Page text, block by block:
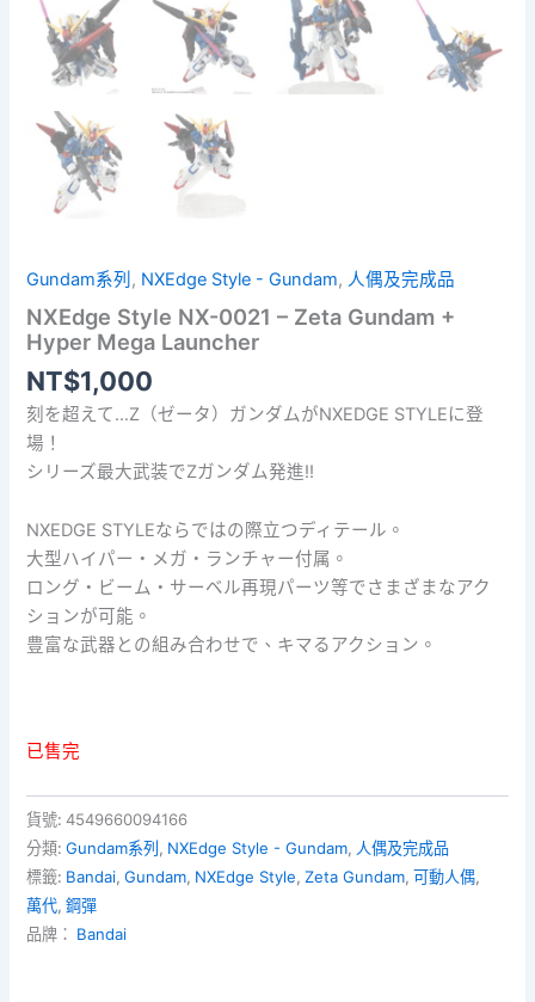
Gundam系列 , NXEdge Style - Gundam, 人偶及完成品
NXEdge Style NX-0021 – Zeta Gundam +
Hyper Mega Launcher
NT$1,000
刻を超えて…Z（ゼータ）ガンダムがNXEDGE STYLEに登
場！
シリーズ最大武装でΖガンダム発進!!
NXEDGE STYLEならではの際立つディテール。
大型ハイパー・メガ・ランチャー付属。
ロング・ビーム・サーベル再現パーツ等でさまざまなアク
ションが可能。
豊富な武器との組み合わせで、キマるアクション。
已售完
貨號:4549660094166
分類:Gundam系列 , NXEdge Style - Gundam, 人偶及完成品
標籤: Bandai,Gundam, NXEdge Style,Zeta Gundam,可動人偶,
萬代,鋼彈
品牌： Bandai